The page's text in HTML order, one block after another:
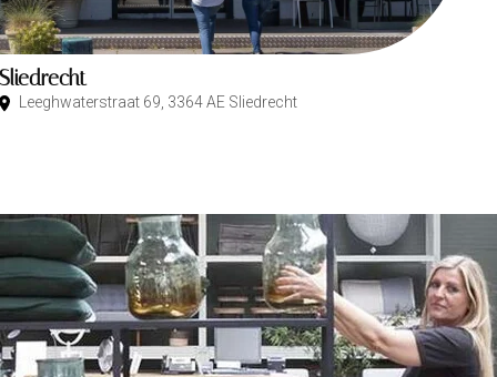
Sliedrecht
Leeghwaterstraat 69, 3364 AE Sliedrecht